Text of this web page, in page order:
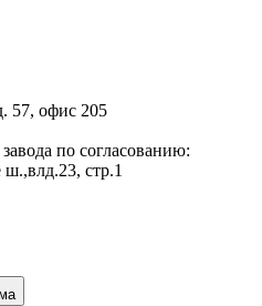
57, офис 205
по согласованию:
стр.1